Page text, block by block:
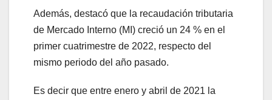
Además, destacó que la recaudación tributaria
de Mercado Interno (MI) creció un 24 % en el
primer cuatrimestre de 2022, respecto del
mismo periodo del año pasado.
Es decir que entre enero y abril de 2021 la